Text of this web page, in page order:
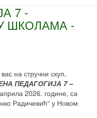
7 -
ШКОЛАМА -
на стручни скуп,
ПЕДАГОГИЈА 7–
2026. године, са
Радичевић“ у Новом